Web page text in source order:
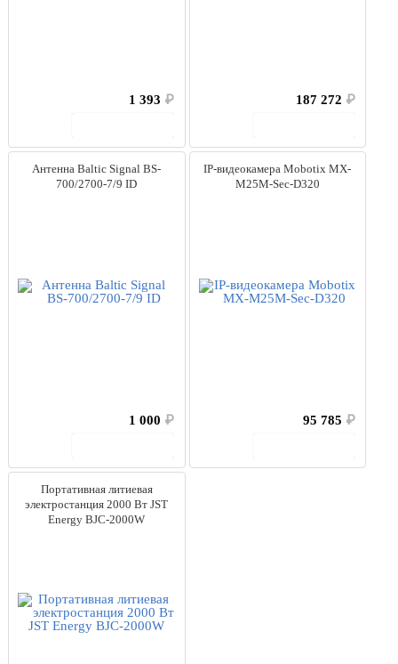
1 393 ₽
187 272 ₽
Антенна Baltic Signal BS-
700/2700-7/9 ID
1 000 ₽
IP-видеокамера Mobotix MX-
M25M-Sec-D320
95 785 ₽
Портативная литиевая
электростанция 2000 Вт JST
Energy BJC-2000W